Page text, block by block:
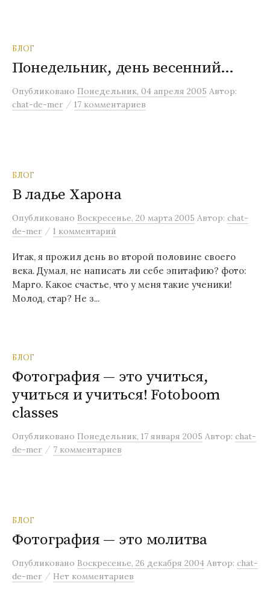
БЛОГ
Понедельник, день весенний…
Опубликовано Понедельник, 04 апреля 2005 Автор:
chat-de-mer / 17 комментариев
БЛОГ
В ладье Харона
Опубликовано Воскресенье, 20 марта 2005 Автор: chat-
de-mer / 1 комментарий
Итак, я прожил день во второй половине своего
века. Думал, не написать ли себе эпитафию? фото:
Марго. Какое счастье, что у меня такие ученики!
Молод, стар? Не з...
БЛОГ
Фотография — это учиться,
учиться и учиться! Fotoboom
classes
Опубликовано Понедельник, 17 января 2005 Автор: chat-
de-mer / 7 комментариев
БЛОГ
Фотография — это молитва
Опубликовано Воскресенье, 26 декабря 2004 Автор: chat-
de-mer / Нет комментариев